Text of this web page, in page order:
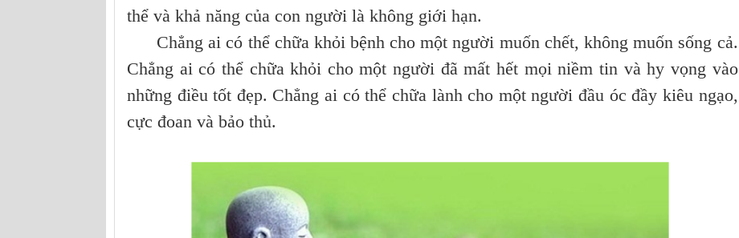
thể và khả năng của con người là không giới hạn.
Chẳng ai có thể chữa khỏi bệnh cho một người muốn chết, không muốn sống cả.
Chẳng ai có thể chữa khỏi cho một người đã mất hết mọi niềm tin và hy vọng vào
những điều tốt đẹp. Chẳng ai có thể chữa lành cho một người đầu óc đầy kiêu ngạo,
cực đoan và bảo thủ.